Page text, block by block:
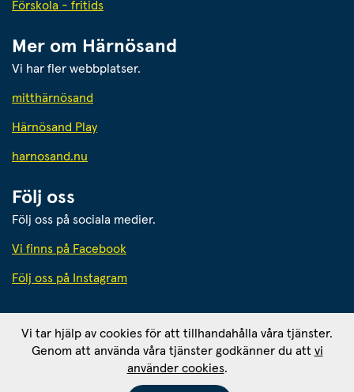
Förskola - fritids
Mer om Härnösand
Vi har fler webbplatser.
mitthärnösand
Härnösand Play
harnosand.nu
Följ oss
Följ oss på sociala medier.
Vi finns på Facebook
Följ oss på Instagram
871 80 Härnösand. Org. nr: 212000-2403
Ansvarig utgivare:
Kommunikationschef Tomas Wahlund
RSS - prenumerera
Vi tar hjälp av cookies för att tillhandahålla våra tjänster.
Genom att använda våra tjänster godkänner du att vi
använder cookies.